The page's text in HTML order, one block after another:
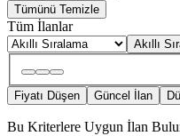
Tümünü Temizle
Tüm İlanlar
Akıllı
Fiyatı Düşen Güncel İlan
Bu Kriterlere Uygun İlan